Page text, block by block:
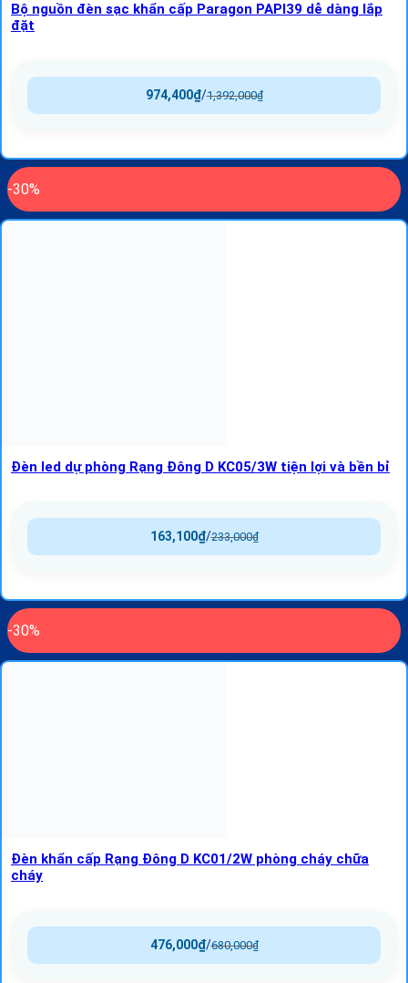
Bộ nguồn đèn sạc khẩn cấp Paragon PAPI39 dễ dàng lắp
đặt
1,392,000₫
/
974,400₫
-30%
Đèn led dự phòng Rạng Đông D KC05/3W tiện lợi và bền bỉ
233,000₫
/
163,100₫
-30%
Đèn khẩn cấp Rạng Đông D KC01/2W phòng cháy chữa
cháy
680,000₫
/
476,000₫